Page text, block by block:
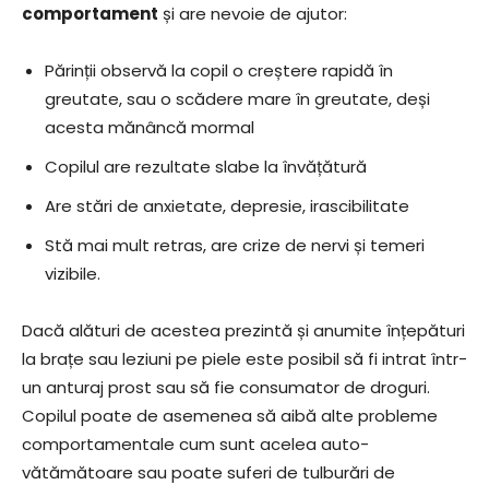
comportament și are nevoie de ajutor:
Părinții observă la copil o creștere rapidă în
greutate, sau o scădere mare în greutate, deși
acesta mănâncă mormal
Copilul are rezultate slabe la învățătură
Are stări de anxietate, depresie, irascibilitate
Stă mai mult retras, are crize de nervi și temeri
vizibile.
Dacă alături de acestea prezintă și anumite înțepături
la brațe sau leziuni pe piele este posibil să fi intrat într-
un anturaj prost sau să fie consumator de droguri.
Copilul poate de asemenea să aibă alte probleme
comportamentale cum sunt acelea auto-
vătămătoare sau poate suferi de tulburări de